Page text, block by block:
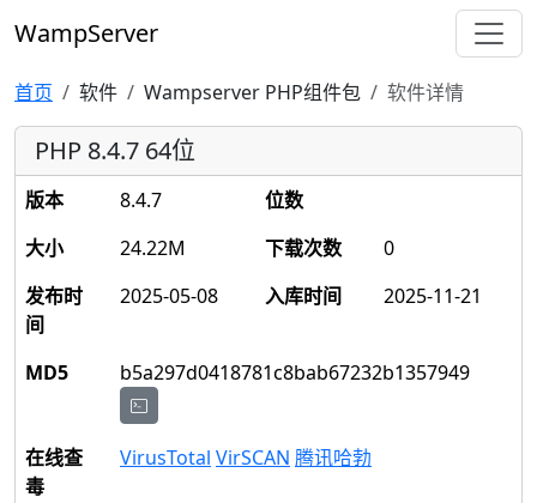
WampServer
首页 软件 Wampserver PHP组件包 软件详情
PHP 8.4.7 64位
版本 8.4.7
位数
大小
24.22M 下载次数
0
发布时
间
2025-05-08 入库时间 2025-11-21
MD5 b5a297d0418781c8bab67232b1357949
在线查
毒
VirusTotal VirSCAN 腾讯哈勃